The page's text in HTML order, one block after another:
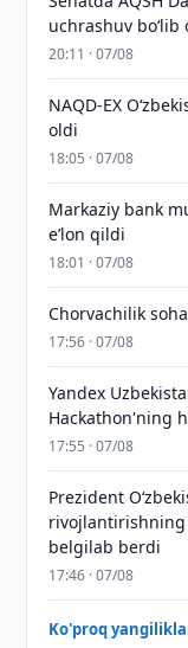
uchrashuv boʻlib
20:11 · 07/08
NAQD-EX
oldi
18:05 · 07/08
Markaziy bank
eʼlon qildi
18:01 · 07/08
Chorvachilik
17:56 · 07/08
Yandex
Hackathon'ning
17:55 · 07/08
Prezident
rivojlantirishning
belgilab berdi
17:46 · 07/08
Ko'proq